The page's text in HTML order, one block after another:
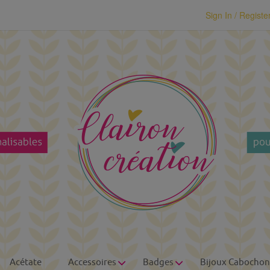
Sign In /
Acétate Accessoires Badges Bijoux